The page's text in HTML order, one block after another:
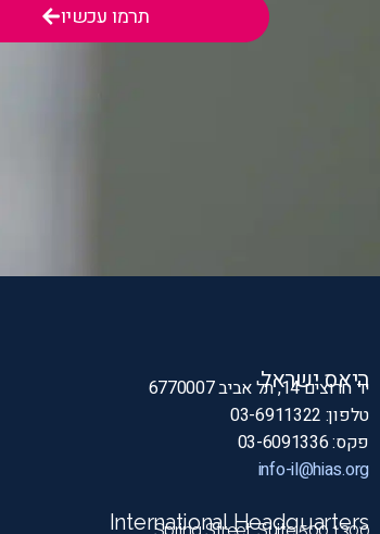
תרמו עכשיו
היאס ישראל
יד חרוצים 14, תל אביב 6770007
טלפון: 03-6911322
פקס: 03-6091336
info-il@hias.org
International Headquarters